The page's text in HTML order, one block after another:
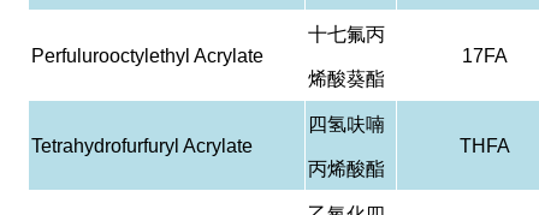
Perfulurooctylethyl Acrylate
十七氟丙
烯酸葵酯
17FA
Tetrahydrofurfuryl Acrylate
四氢呋喃
丙烯酸酯
THFA